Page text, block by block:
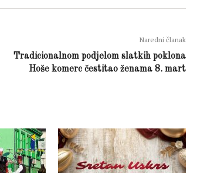
Naredni članak
Tradicionalnom podjelom slatkih poklona
Hoše komerc čestitao ženama 8. mart